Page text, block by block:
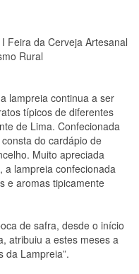
Feira da Cerveja Artesanal
Rural
lampreia continua a ser
típicos de diferentes
de Lima. Confecionada
do cardápio de
Muito apreciada
a lampreia confecionada
e aromas tipicamente
de safra, desde o início
atribuiu a estes meses a
da Lampreia”.